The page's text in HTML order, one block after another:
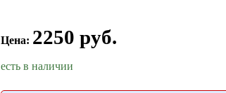
Цена: 2250 руб.
есть в наличии